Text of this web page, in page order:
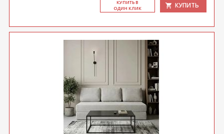
КУ­ПИТЬ В
ОДИН КЛИК
КУПИТЬ